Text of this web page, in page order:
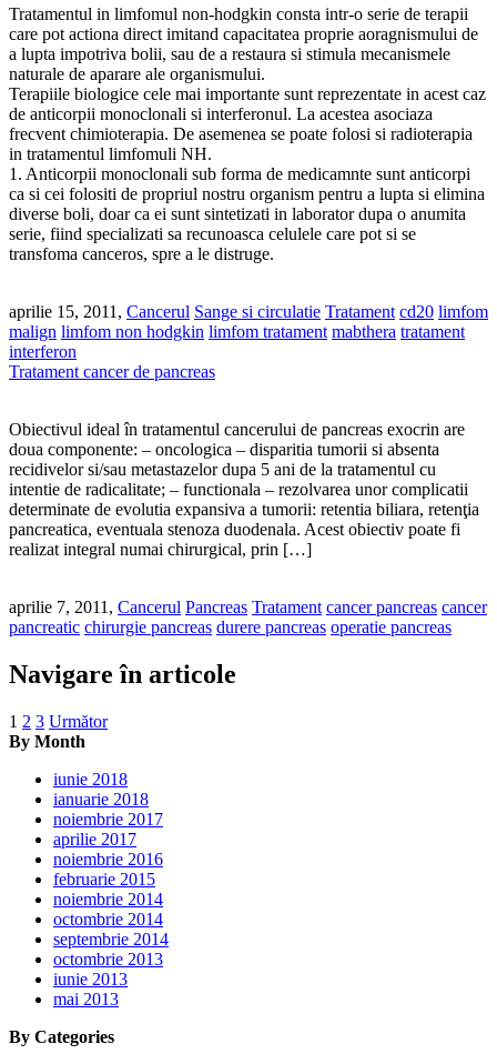
Tratamentul in limfomul non-hodgkin consta intr-o serie de terapii
care pot actiona direct imitand capacitatea proprie aoragnismului de
a lupta impotriva bolii, sau de a restaura si stimula mecanismele
naturale de aparare ale organismului.
Terapiile biologice cele mai importante sunt reprezentate in acest caz
de anticorpii monoclonali si interferonul. La acestea asociaza
frecvent chimioterapia. De asemenea se poate folosi si radioterapia
in tratamentul limfomuli NH.
1. Anticorpii monoclonali sub forma de medicamnte sunt anticorpi
ca si cei folositi de propriul nostru organism pentru a lupta si elimina
diverse boli, doar ca ei sunt sintetizati in laborator dupa o anumita
serie, fiind specializati sa recunoasca celulele care pot si se
transfoma canceros, spre a le distruge.
aprilie 15, 2011, Cancerul Sange si circulatie Tratament cd20 limfom
malign limfom non hodgkin limfom tratament mabthera tratament
interferon
Tratament cancer de pancreas
Obiectivul ideal în tratamentul cancerului de pancreas exocrin are
doua componente: – oncologica – disparitia tumorii si absenta
recidivelor si/sau metastazelor dupa 5 ani de la tratamentul cu
intentie de radicalitate; – functionala – rezolvarea unor complicatii
determinate de evolutia expansiva a tumorii: retentia biliara, retenţia
pancreatica, eventuala stenoza duodenala. Acest obiectiv poate fi
realizat integral numai chirurgical, prin […]
aprilie 7, 2011, Cancerul Pancreas Tratament cancer pancreas cancer
pancreatic chirurgie pancreas durere pancreas operatie pancreas
Navigare în articole
1 2 3 Următor
By Month
iunie 2018
ianuarie 2018
noiembrie 2017
aprilie 2017
noiembrie 2016
februarie 2015
noiembrie 2014
octombrie 2014
septembrie 2014
octombrie 2013
iunie 2013
mai 2013
By Categories